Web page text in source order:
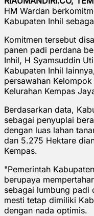
HM Wardan
Kabupaten Inhil
Komitmen tersebut
panen padi perdana
Inhil, H Syamsuddin
Kabupaten Inhil
persawahan
Kelurahan Kempas
Berdasarkan data,
sebagai penyuplai
dengan luas lahan
dan 5.275 Hektare
Kempas.
"Pemerintah
berupaya
sebagai lumbung padi
mesti tetap dimiliki
dengan nada optimis.